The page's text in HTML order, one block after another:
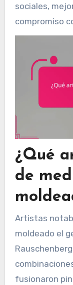
sociales,
compromiso
¿Qué
de
Artistas
moldeado el
fusionaron